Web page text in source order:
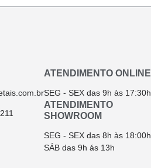
ATENDIMENTO ONLINE
SEG - SEX das 9h às 17:30h
ATENDIMENTO
SHOWROOM
SEG - SEX das 8h às 18:00h
SÁB das 9h ás 13h